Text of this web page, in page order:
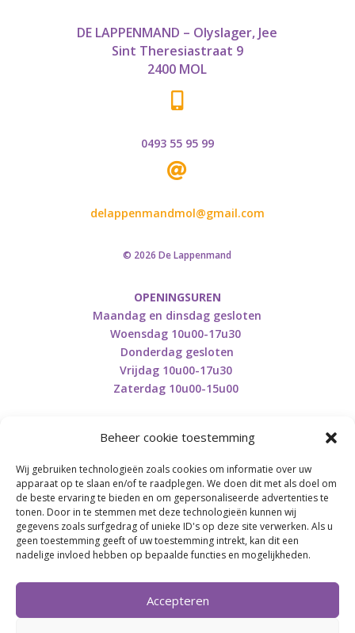
Beheer cookie toestemming
Wij gebruiken technologieën zoals cookies om informatie over uw
apparaat op te slaan en/of te raadplegen. We doen dit met als doel om
de beste ervaring te bieden en om gepersonaliseerde advertenties te
tonen. Door in te stemmen met deze technologieën kunnen wij
gegevens zoals surfgedrag of unieke ID's op deze site verwerken. Als u
geen toestemming geeft of uw toestemming intrekt, kan dit een
nadelige invloed hebben op bepaalde functies en mogelijkheden.
Accepteren
DE LAPPENMAND – Olyslager, Jee
Sint Theresiastraat 9
2400 MOL
0493 55 95 99

delappenmandmol@gmail.com
© 2026 De Lappenmand
OPENINGSUREN
Maandag en dinsdag gesloten
Woensdag 10u00-17u30
Donderdag gesloten
Vrijdag 10u00-17u30
Zaterdag 10u00-15u00
Retourneren en herroepen
BE0746.853.082
BREI- EN HAAK-ATELJEE
Momenteel on hold wegens medische reden.